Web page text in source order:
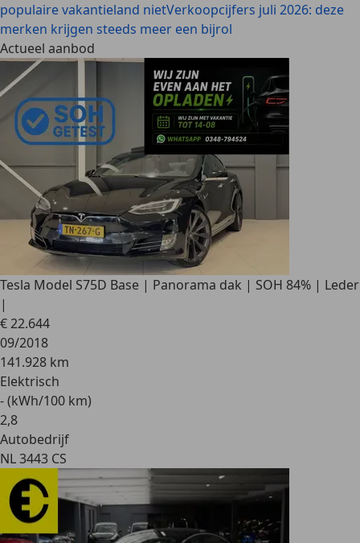
populaire vakantieland nietVerkoopcijfers juli 2026: deze
merken krijgen steeds meer een bijrol
Actueel aanbod
Tesla Model S75D Base | Panorama dak | SOH 84% | Leder
|
€ 22.644
09/2018
141.928 km
Elektrisch
- (kWh/100 km)
2,8
Autobedrijf
NL 3443 CS